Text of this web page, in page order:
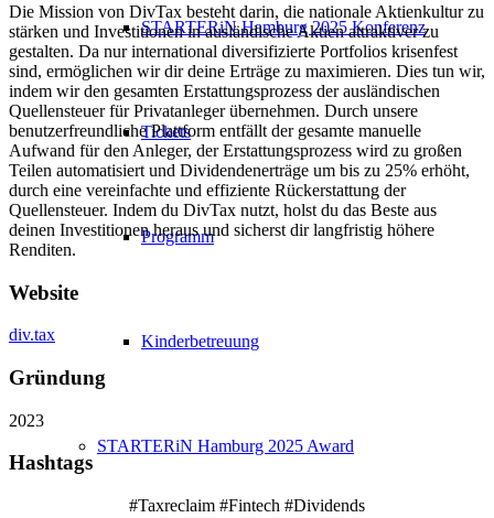
STARTERiN Hamburg 2025 Konferenz
Tickets
Programm
Kinderbetreuung
STARTERiN Hamburg 2025 Award
Die Mission von DivTax besteht darin, die nationale Aktienkultur zu
stärken und Investitionen in ausländische Aktien attraktiver zu
gestalten. Da nur international diversifizierte Portfolios krisenfest
sind, ermöglichen wir dir deine Erträge zu maximieren. Dies tun wir,
indem wir den gesamten Erstattungsprozess der ausländischen
Quellensteuer für Privatanleger übernehmen. Durch unsere
benutzerfreundliche Plattform entfällt der gesamte manuelle
Aufwand für den Anleger, der Erstattungsprozess wird zu großen
Teilen automatisiert und Dividendenerträge um bis zu 25% erhöht,
durch eine vereinfachte und effiziente Rückerstattung der
Quellensteuer. Indem du DivTax nutzt, holst du das Beste aus
deinen Investitionen heraus und sicherst dir langfristig höhere
Renditen.
Website
div.tax
Gründung
2023
Hashtags
#Taxreclaim #Fintech #Dividends